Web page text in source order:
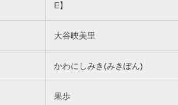
E】
大谷映美里
かわにしみき(みきぽん)
果歩